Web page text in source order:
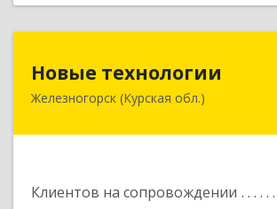
Новые технологии
Железногорск (Курская обл.)
Клиентов на сопровождении
307170, Курская обл,